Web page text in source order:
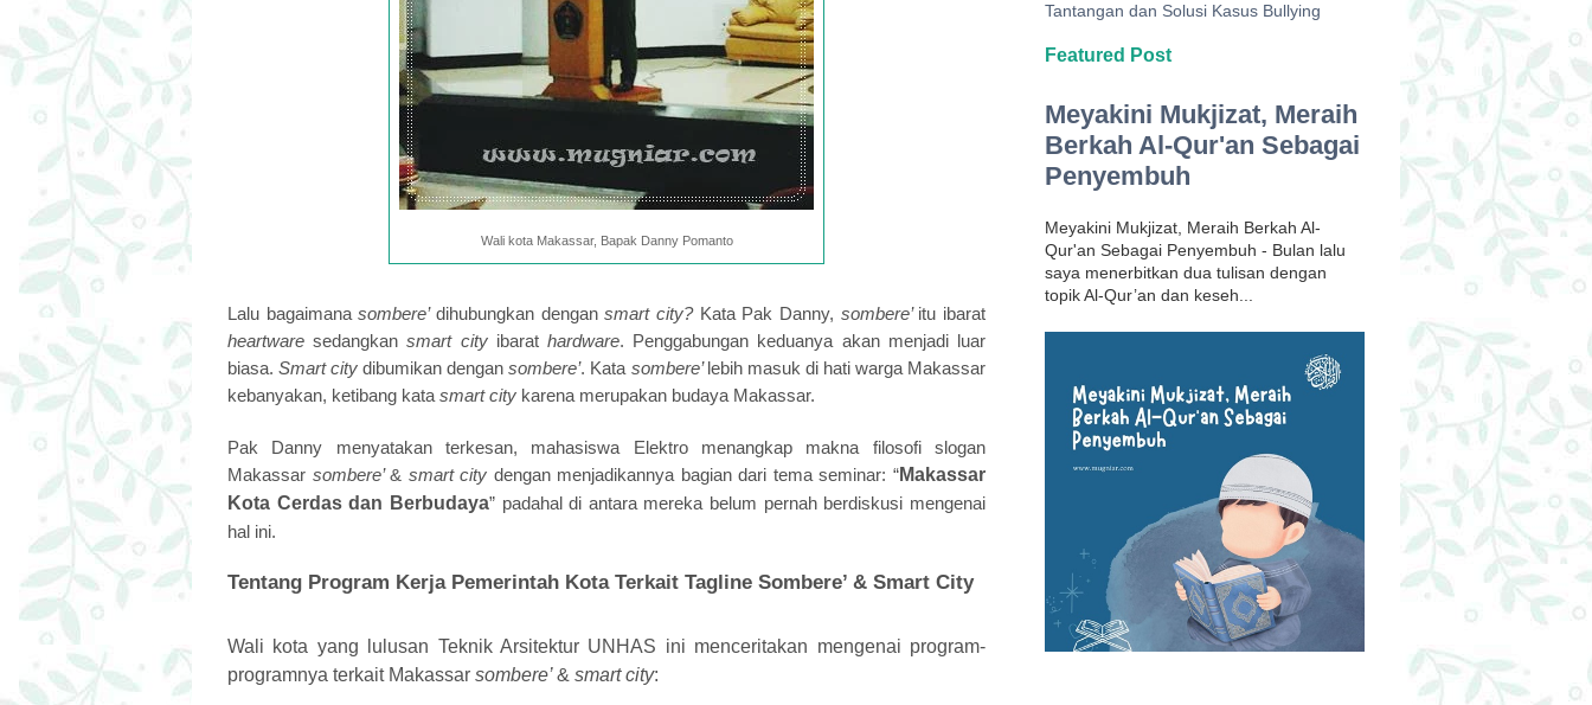
Wali kota Makassar, Bapak Danny Pomanto
Lalu bagaimanasombere’dihubungkan dengansmart city? Kata Pak Danny, sombere’ itu ibarat
heartwaresedangkansmart city ibarathardware. Penggabungan keduanya akan menjadi luar
biasa.Smart citydibumikan dengansombere’. Kata sombere’lebih masuk di hati warga Makassar
kebanyakan, ketibang kata smart city karena merupakan budaya Makassar.
Pak Danny menyatakan terkesan, mahasiswa Elektro menangkap makna filosofi slogan
Makassar sombere’& smart city dengan menjadikannya bagian dari tema seminar: “Makassar
Kota Cerdas dan Berbudaya” padahal di antara mereka belum pernah berdiskusi mengenai
hal ini.
Tentang Program Kerja Pemerintah Kota Terkait Tagline Sombere’ & Smart City
Wali kota yang lulusan Teknik Arsitektur UNHAS ini menceritakan mengenai program-
programnya terkait Makassar sombere’& smart city:
Tantangan dan Solusi Kasus Bullying
Featured Post
Meyakini Mukjizat, Meraih
Berkah Al-Qur'an Sebagai
Penyembuh
Meyakini Mukjizat, Meraih Berkah Al-
Qur'an Sebagai Penyembuh - Bulan lalu
saya menerbitkan dua tulisan dengan
topik Al-Qur’an dan keseh...